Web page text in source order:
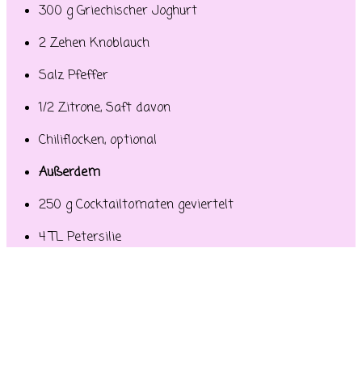
300 g Griechischer Joghurt
2 Zehen Knoblauch
Salz Pfeffer
1/2 Zitrone, Saft davon
Chiliflocken, optional
Außerdem
250 g Cocktailtomaten geviertelt
4 TL Petersilie